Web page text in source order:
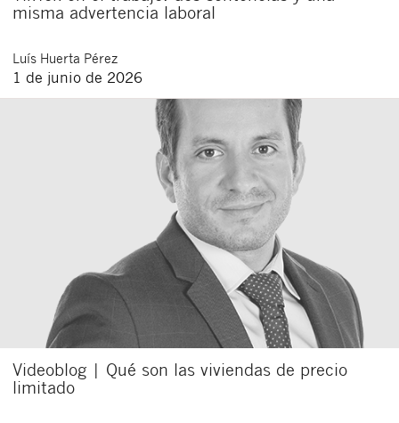
misma advertencia laboral
Luís Huerta Pérez
1 de junio de 2026
Videoblog | Qué son las viviendas de precio
limitado